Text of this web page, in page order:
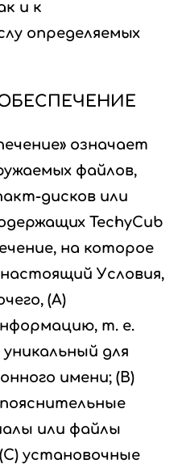
и к
определяемых
означает
файлов,
дисков или
TechyCub
на которое
Условия,
(A)
т. е.
для
имени; (B)
или файлы
установочные